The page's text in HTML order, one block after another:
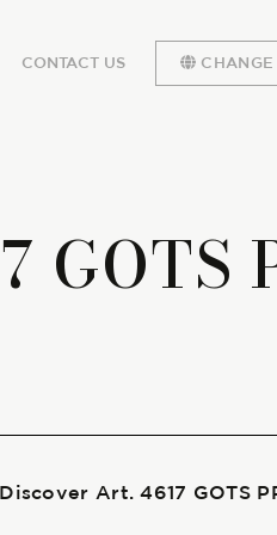
CONTACT US
GOTS
Art. 4617 GOTS